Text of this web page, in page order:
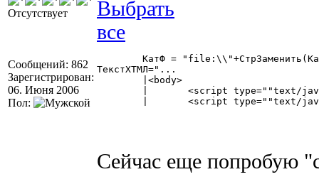
Отсутствует
Сообщений: 862
Зарегистрирован:
06. Июня 2006
Пол:
ТекстХТМЛ="...
Сейчас еще попробую